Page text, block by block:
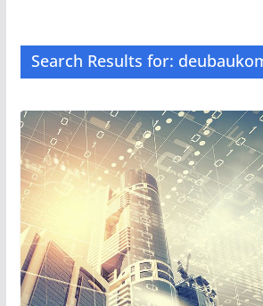
Search Results for: